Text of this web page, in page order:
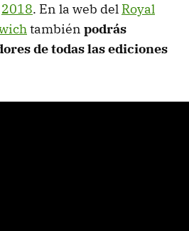
2018. En la web del Royal
también podrás
de todas las ediciones